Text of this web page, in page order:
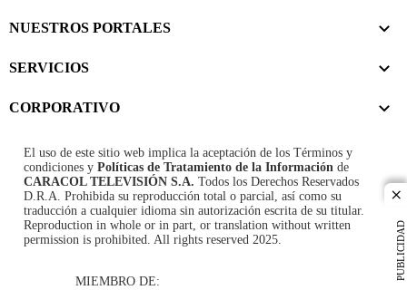
PUBLICIDAD
NUESTROS PORTALES
SERVICIOS
CORPORATIVO
El uso de este sitio web implica la aceptación de los Términos y
condiciones y Políticas de Tratamiento de la Información de
CARACOL TELEVISIÓN S.A. Todos los Derechos Reservados
D.R.A. Prohibida su reproducción total o parcial, así como su
traducción a cualquier idioma sin autorización escrita de su titular.
Reproduction in whole or in part, or translation without written
permission is prohibited. All rights reserved 2025.
MIEMBRO DE: